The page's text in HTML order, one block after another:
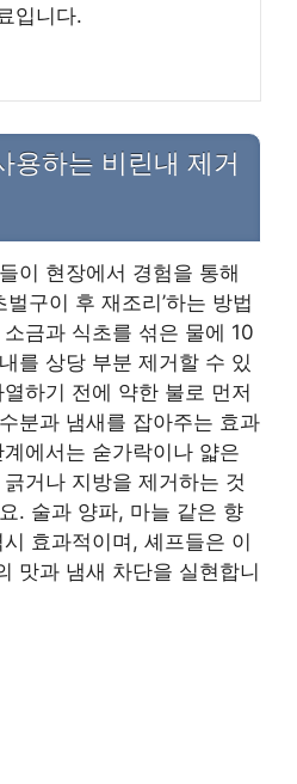
입니다.
용하는 비린내 제거
이 현장에서 경험을 통해
구이 후 재조리’하는 방법
금과 식초를 섞은 물에 10
를 상당 부분 제거할 수 있
하기 전에 약한 불로 먼저
분과 냄새를 잡아주는 효과
에서는 숟가락이나 얇은
거나 지방을 제거하는 것
. 술과 양파, 마늘 같은 향
효과적이며, 셰프들은 이
맛과 냄새 차단을 실현합니